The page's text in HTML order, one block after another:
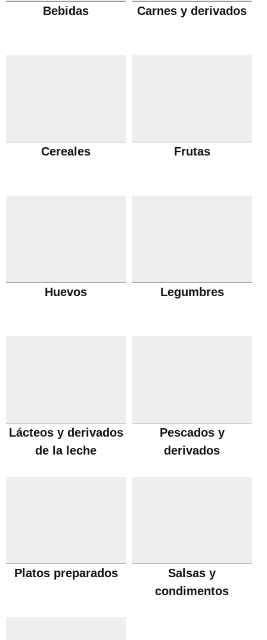
Bebidas Carnes y derivados
Cereales Frutas
Huevos Legumbres
Lácteos y derivados
de la leche
Pescados y
derivados
Platos preparados
Salsas y
condimentos